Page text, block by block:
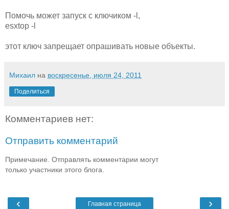
Помочь может запуск с ключиком -l,
esxtop -l
этот ключ запрещает опрашивать новые объекты.
Михаил на воскресенье, июля 24, 2011
Поделиться
Комментариев нет:
Отправить комментарий
Примечание. Отправлять комментарии могут
только участники этого блога.
‹ ›
Главная страница